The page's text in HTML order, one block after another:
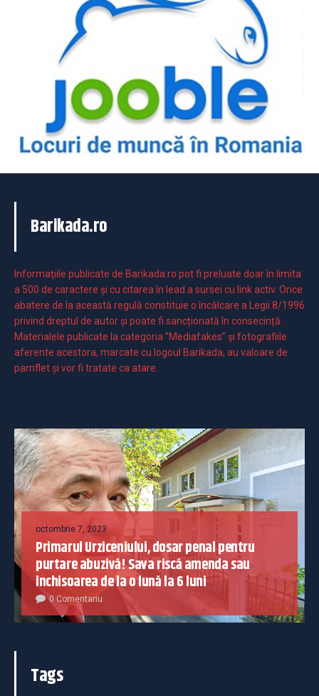
Barikada.ro
Informaţiile publicate de Barikada.ro pot fi preluate doar în limita
a 500 de caractere şi cu citarea în lead a sursei cu link activ. Orice
abatere de la această regulă constituie o încălcare a Legii 8/1996
privind dreptul de autor și poate fi sancționată în consecință.
Materialele publicate la categoria ”Mediafakes” și fotografiile
aferente acestora, marcate cu logoul Barikada, au valoare de
pamflet și vor fi tratate ca atare.
octombrie 7, 2023
Primarul Urziceniului, dosar penal pentru
purtare abuzivă! Sava riscă amenda sau
închisoarea de la o lună la 6 luni
0 Comentariu
Tags